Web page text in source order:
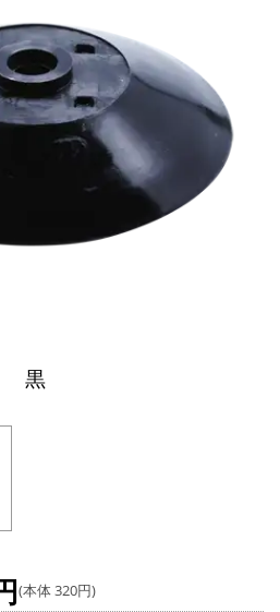
黒
(本体 320円)